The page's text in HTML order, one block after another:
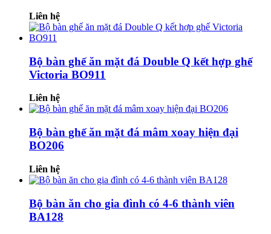
Liên hệ
Bộ bàn ghế ăn mặt đá Double Q kết hợp ghế
Victoria BO911
Liên hệ
Bộ bàn ghế ăn mặt đá mâm xoay hiện đại
BO206
Liên hệ
Bộ bàn ăn cho gia đình có 4-6 thành viên
BA128